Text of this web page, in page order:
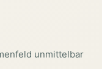
unmittelbar